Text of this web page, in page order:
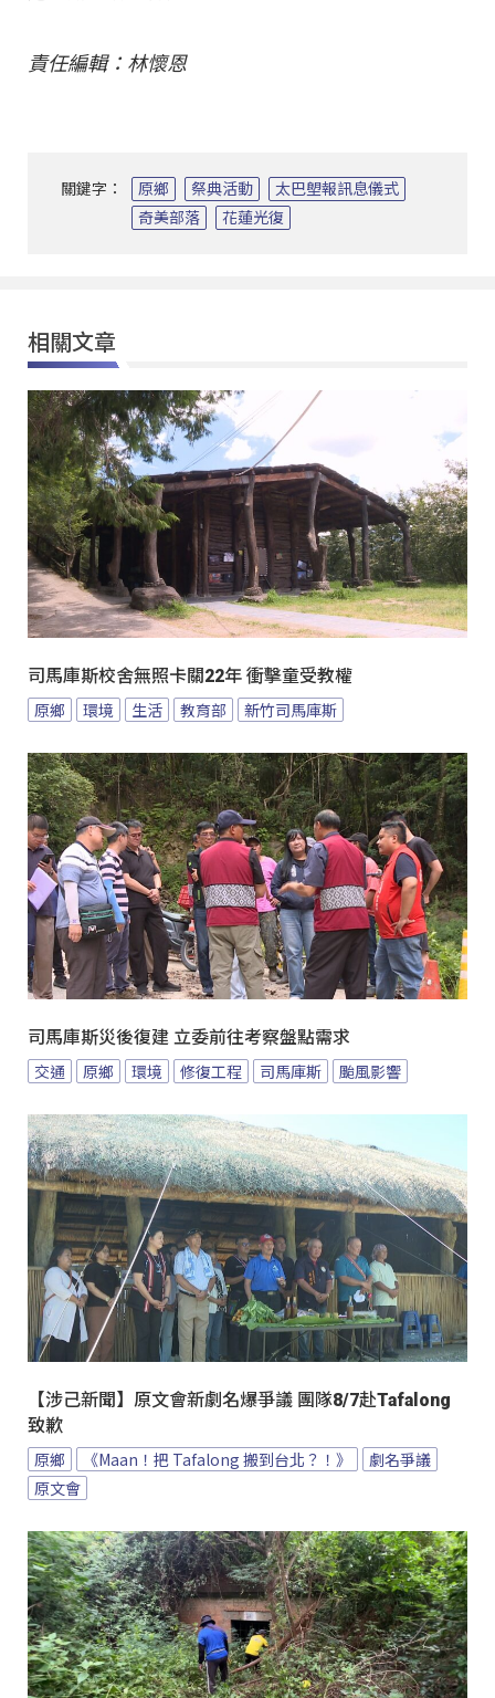
責任編輯：林懷恩
關鍵字： 原鄉 祭典活動
太巴塱報訊息儀式
奇美部落
花蓮光復
相關文章
司馬庫斯校舍無照卡關22年 衝擊童受教權
原鄉 環境 生活 教育部 新竹司馬庫斯
司馬庫斯災後復建 立委前往考察盤點需求
交通 原鄉 環境 修復工程 司馬庫斯 颱風影響
【涉己新聞】原文會新劇名爆爭議 團隊8/7赴Tafalong
致歉
原鄉 《Maan！把 Tafalong 搬到台北？！》
劇名爭議
原文會